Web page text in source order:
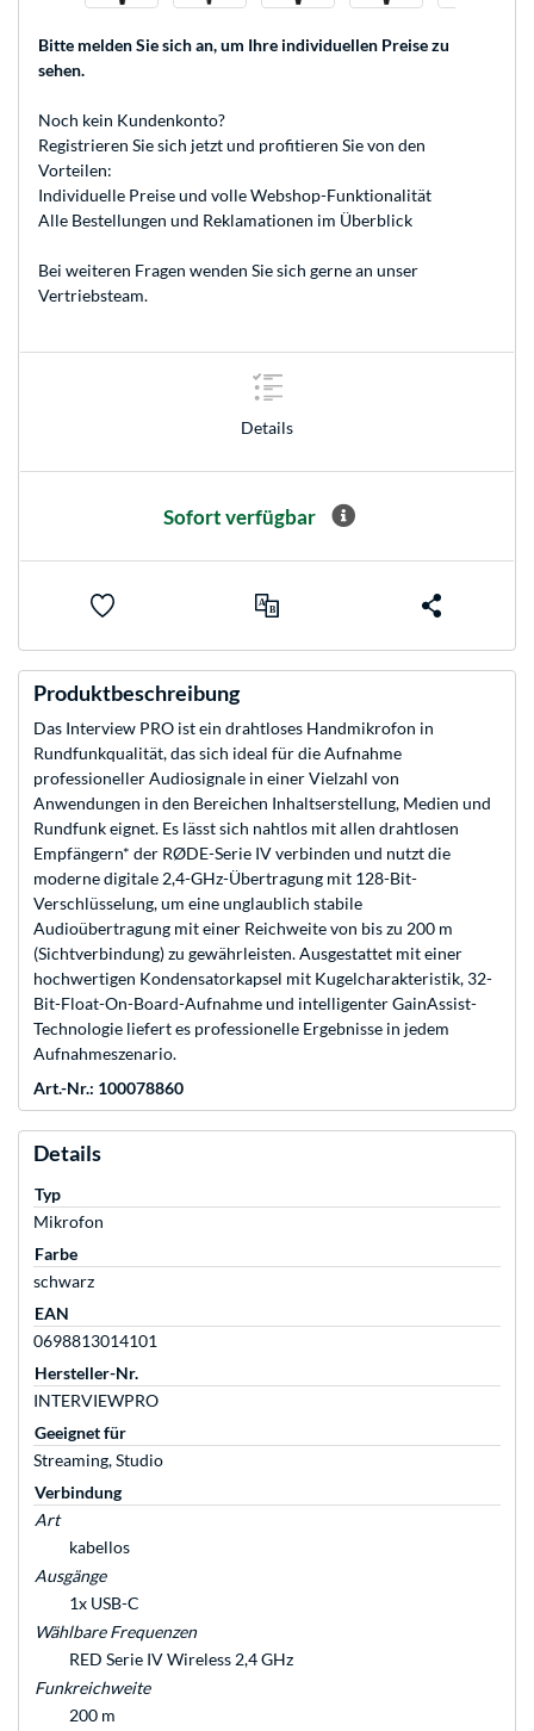
Bitte melden Sie sich an, um Ihre individuellen Preise zu
sehen.
Noch kein Kundenkonto?
Registrieren Sie sich jetzt und profitieren Sie von den
Vorteilen:
Individuelle Preise und volle Webshop-Funktionalität
Alle Bestellungen und Reklamationen im Überblick
Bei weiteren Fragen wenden Sie sich gerne an unser
Vertriebsteam.
Details
Sofort verfügbar
Produktbeschreibung
Das Interview PRO ist ein drahtloses Handmikrofon in
Rundfunkqualität, das sich ideal für die Aufnahme
professioneller Audiosignale in einer Vielzahl von
Anwendungen in den Bereichen Inhaltserstellung, Medien und
Rundfunk eignet. Es lässt sich nahtlos mit allen drahtlosen
Empfängern* der RØDE-Serie IV verbinden und nutzt die
moderne digitale 2,4-GHz-Übertragung mit 128-Bit-
Verschlüsselung, um eine unglaublich stabile
Audioübertragung mit einer Reichweite von bis zu 200 m
(Sichtverbindung) zu gewährleisten. Ausgestattet mit einer
hochwertigen Kondensatorkapsel mit Kugelcharakteristik, 32-
Bit-Float-On-Board-Aufnahme und intelligenter GainAssist-
Technologie liefert es professionelle Ergebnisse in jedem
Aufnahmeszenario.
Art.-Nr.: 100078860
Details
Typ
Mikrofon
Farbe
schwarz
EAN
0698813014101
Hersteller-Nr.
INTERVIEWPRO
Geeignet für
Streaming, Studio
Verbindung
Art
kabellos
Ausgänge
1x USB-C
Wählbare Frequenzen
RED Serie IV Wireless 2,4 GHz
Funkreichweite
200 m